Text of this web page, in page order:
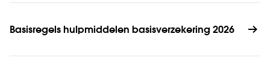
Basisregels hulpmiddelen basisverzekering 2026